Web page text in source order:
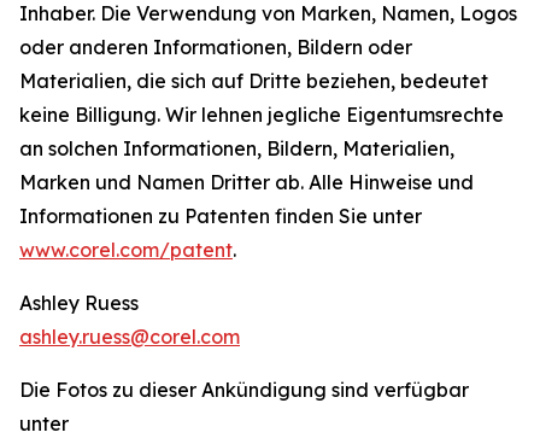
Inhaber. Die Verwendung von Marken, Namen, Logos
oder anderen Informationen, Bildern oder
Materialien, die sich auf Dritte beziehen, bedeutet
keine Billigung. Wir lehnen jegliche Eigentumsrechte
an solchen Informationen, Bildern, Materialien,
Marken und Namen Dritter ab. Alle Hinweise und
Informationen zu Patenten finden Sie unter
www.corel.com/patent.
Ashley Ruess
ashley.ruess@corel.com
Die Fotos zu dieser Ankündigung sind verfügbar
unter